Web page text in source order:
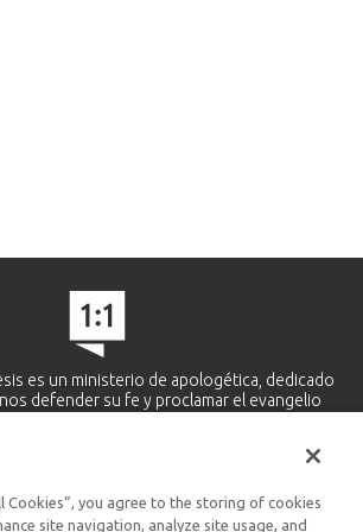
es un ministerio de apologética, dedicado
defender su fe y proclamar el evangelio
Ministerio Hispano y Latinoamericano
Cookies”, you agree to the storing of cookies
site navigation, analyze site usage, and